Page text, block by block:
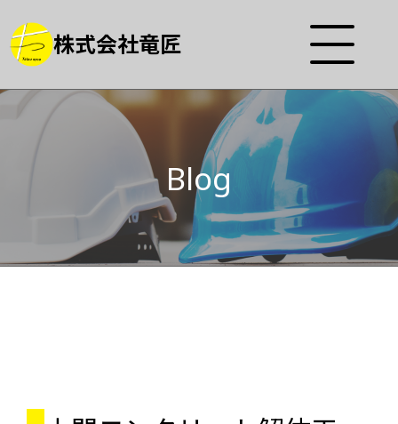
株式会社竜匠
Blog